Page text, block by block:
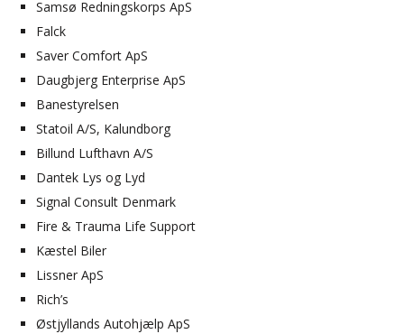
Samsø Redningskorps ApS
Falck
Saver Comfort ApS
Daugbjerg Enterprise ApS
Banestyrelsen
Statoil A/S, Kalundborg
Billund Lufthavn A/S
Dantek Lys og Lyd
Signal Consult Denmark
Fire & Trauma Life Support
Kæstel Biler
Lissner ApS
Rich’s
Østjyllands Autohjælp ApS